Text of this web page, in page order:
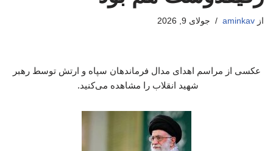
از aminkav جولای 9, 2026
عکسی از مراسم اهدای مدال فرماندهان سپاه و ارتش توسط رهبر
شهید انقلاب را مشاهده می‌کنید.